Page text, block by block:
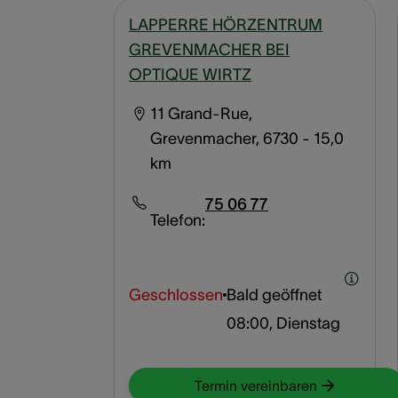
LAPPERRE HÖRZENTRUM
GREVENMACHER BEI
OPTIQUE WIRTZ
11 Grand-Rue,
Grevenmacher, 6730 - 15,0
km
Telefon:
75 06 77
Geschlossen Bald geöffnet
08:00, Dienstag
Termin vereinbaren